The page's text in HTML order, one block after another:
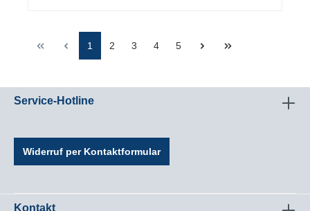
1 2 3 4 5
Service-Hotline
Widerruf per Kontaktformular
Kontakt